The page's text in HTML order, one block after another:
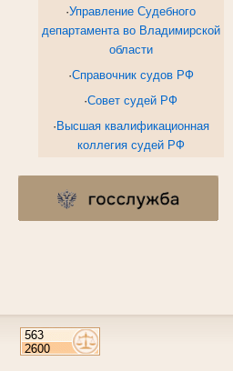
·Управление Судебного
департамента во Владимирской
области
·Справочник судов РФ
·Совет судей РФ
· Высшая квалификационная
коллегия судей РФ